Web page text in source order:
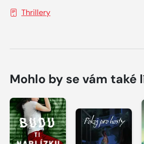
Thrillery
Mohlo by se vám také